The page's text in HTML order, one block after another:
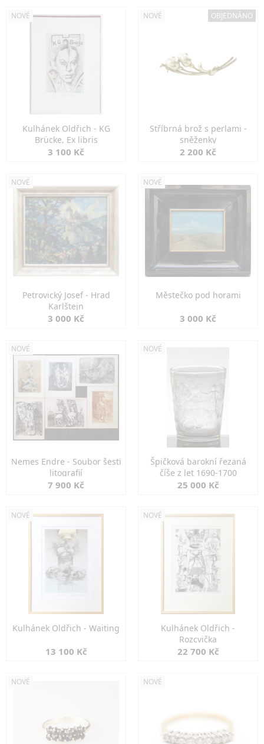
NOVÉ
Kulhánek Oldřich - KG
Brücke, Ex libris
3 100 Kč
NOVÉ OBJEDNÁNO
Stříbrná brož s perlami -
sněženky
2 200 Kč
NOVÉ
Petrovický Josef - Hrad
Karlštejn
3 000 Kč
NOVÉ
Městečko pod horami
3 000 Kč
NOVÉ
Nemes Endre - Soubor šesti
litografií
7 900 Kč
NOVÉ
Špičková barokní řezaná
číše z let 1690-1700
25 000 Kč
NOVÉ
Kulhánek Oldřich - Waiting
13 100 Kč
NOVÉ
Kulhánek Oldřich -
Rozcvička
22 700 Kč
NOVÉ NOVÉ